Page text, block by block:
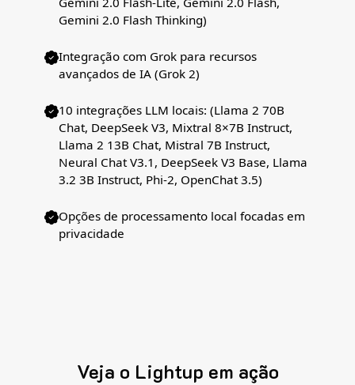
Gemini 2.0 Flash Thinking)
Integração com Grok para recursos
avançados de IA (Grok 2)
10 integrações LLM locais: (Llama 2 70B
Chat, DeepSeek V3, Mixtral 8×7B Instruct,
Llama 2 13B Chat, Mistral 7B Instruct,
Neural Chat V3.1, DeepSeek V3 Base, Llama
3.2 3B Instruct, Phi-2, OpenChat 3.5)
Opções de processamento local focadas em
privacidade
Veja o Lightup em ação